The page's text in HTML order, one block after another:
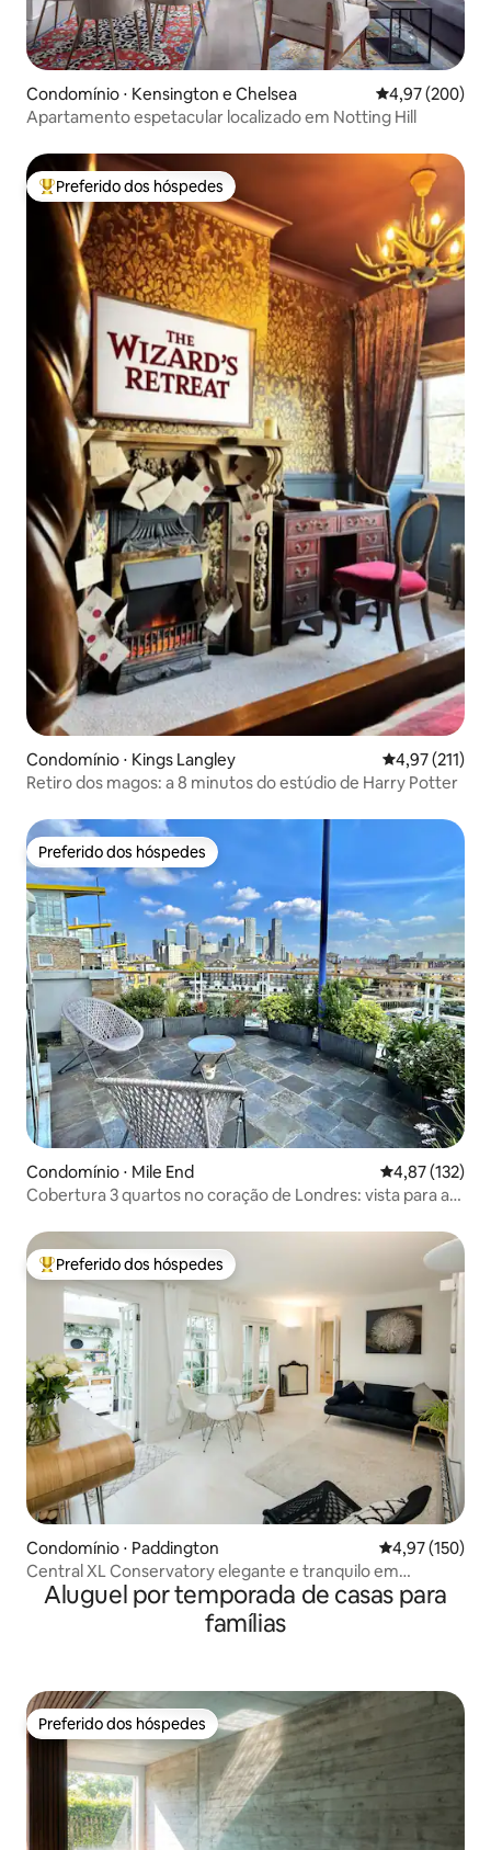
Condomínio ⋅ Kensington e Chelsea 4,97 de uma
4,97 (200)
Apartamento espetacular localizado em Notting Hill
Entre os melhores preferidos dos hóspedes
Preferido dos hóspedes
Condomínio ⋅ Kings Langley 4,97 de uma
4,97 (211)
Retiro dos magos: a 8 minutos do estúdio de Harry Potter
Preferido dos hóspedes
Preferido dos hóspedes
Condomínio ⋅ Mile End 4,87 de uma
4,87 (132)
Cobertura 3 quartos no coração de Londres: vista para a
Entre os melhores preferidos dos hóspedes
Preferido dos hóspedes
Condomínio ⋅ Paddington 4,97 de uma
4,97 (150)
Central XL Conservatory elegante e tranquilo em
Paddington
Aluguel por temporada de casas para
famílias
Preferido dos hóspedes
Preferido dos hóspedes